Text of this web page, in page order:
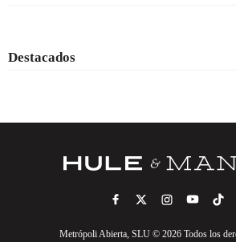
Destacados
Metrópoli Abierta, SLU © 2026 Todos los